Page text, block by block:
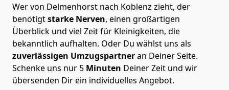
Wer von Delmenhorst nach Koblenz zieht, der
benötigtstarke Nerven, einen großartigen
Überblick und viel Zeit für Kleinigkeiten, die
bekanntlich aufhalten. Oder Du wählst uns als
zuverlässigen Umzugspartneran Deiner Seite.
Schenke uns nur 5 Minuten Deiner Zeit und wir
übersenden Dir ein individuelles Angebot.